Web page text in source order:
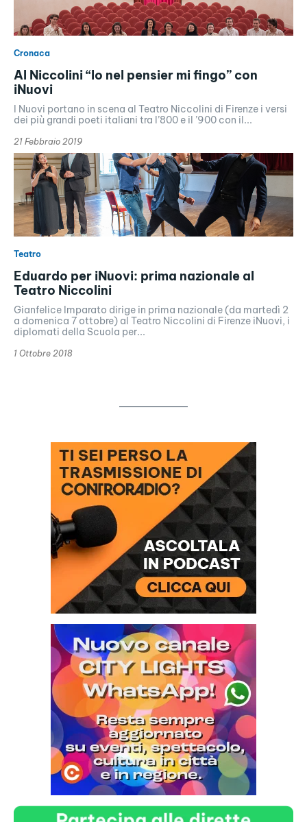
Cronaca
Al Niccolini “Io nel pensier mi fingo” con
iNuovi
I Nuovi portano in scena al Teatro Niccolini di Firenze i versi
dei più grandi poeti italiani tra l’800 e il ’900 con il...
21 Febbraio 2019
Teatro
Eduardo per iNuovi: prima nazionale al
Teatro Niccolini
Gianfelice Imparato dirige in prima nazionale (da martedì 2
a domenica 7 ottobre) al Teatro Niccolini di Firenze iNuovi, i
diplomati della Scuola per...
1 Ottobre 2018